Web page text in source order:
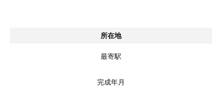
所在地
最寄駅
完成年月